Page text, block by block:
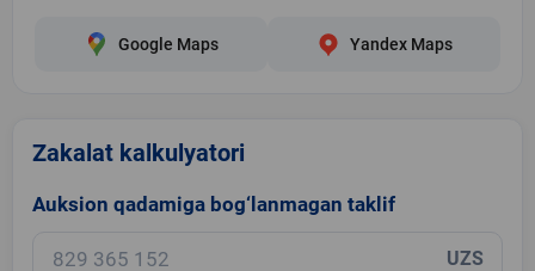
Google Maps Yandex Maps
Zakalat kalkulyatori
Auksion qadamiga bog‘lanmagan taklif
UZS